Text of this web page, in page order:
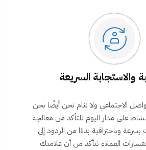
والاستجابة السريعة
الاجتماعي ولا ننام نحن أيضًا نحن
على مدار اليوم للتأكد من معالجة
وباحترافية بدءًا من الردود إلى
العملاء نتأكد من أن علامتك